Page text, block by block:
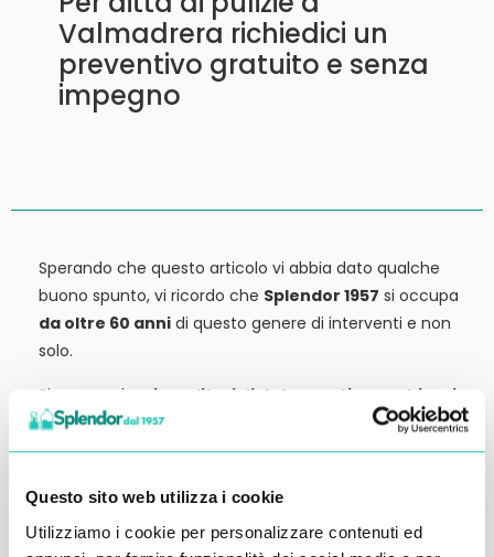
Questo sito web utilizza i cookie
Utilizziamo i cookie per personalizzare contenuti ed
Valmadrera richiedici un
preventivo gratuito e senza
impegno
Sperando che questo articolo vi abbia dato qualche
buono spunto, vi ricordo che Splendor 1957 si occupa
da oltre 60 anni di questo genere di interventi e non
solo.
Siamo anche
rivenditori di detergenti, macchinari
ed attrezzature:
tutto ciò che potrebbe servirvi,
potete trovarlo in vendita presso la nostra sede.
Contattateci qui per preventivi o anche solo per
richiedere qualche informazione.
Ci vediamo al prossimo articolo.